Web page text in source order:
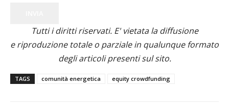
Tutti i diritti riservati. E' vietata la diffusione
e riproduzione totale o parziale in qualunque formato
degli articoli presenti sul sito.
TAGS comunità energetica equity crowdfunding